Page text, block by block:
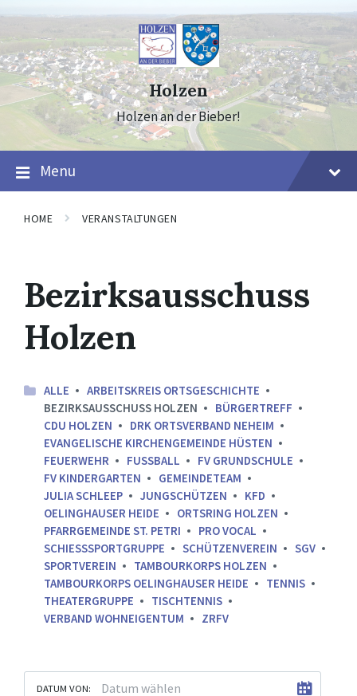
to
content
to
navigation
to
footer
Holzen
Holzen an der Bieber!
Menu
HOME VERANSTALTUNGEN
Bezirksausschuss
Holzen
ALLE
ARBEITSKREIS ORTSGESCHICHTE
BEZIRKSAUSSCHUSS HOLZEN
BÜRGERTREFF
CDU HOLZEN
DRK ORTSVERBAND NEHEIM
EVANGELISCHE KIRCHENGEMEINDE HÜSTEN
FEUERWEHR
FUSSBALL
FV GRUNDSCHULE
FV KINDERGARTEN
GEMEINDETEAM
JULIA SCHLEEP
JUNGSCHÜTZEN
KFD
OELINGHAUSER HEIDE
ORTSRING HOLZEN
PFARRGEMEINDE ST. PETRI
PRO VOCAL
SCHIESSSPORTGRUPPE
SCHÜTZENVEREIN
SGV
SPORTVEREIN
TAMBOURKORPS HOLZEN
TAMBOURKORPS OELINGHAUSER HEIDE
TENNIS
THEATERGRUPPE
TISCHTENNIS
VERBAND WOHNEIGENTUM
ZRFV
DATUM VON: